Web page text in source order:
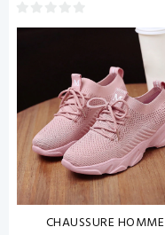
0
CHAUSSURE HOMME